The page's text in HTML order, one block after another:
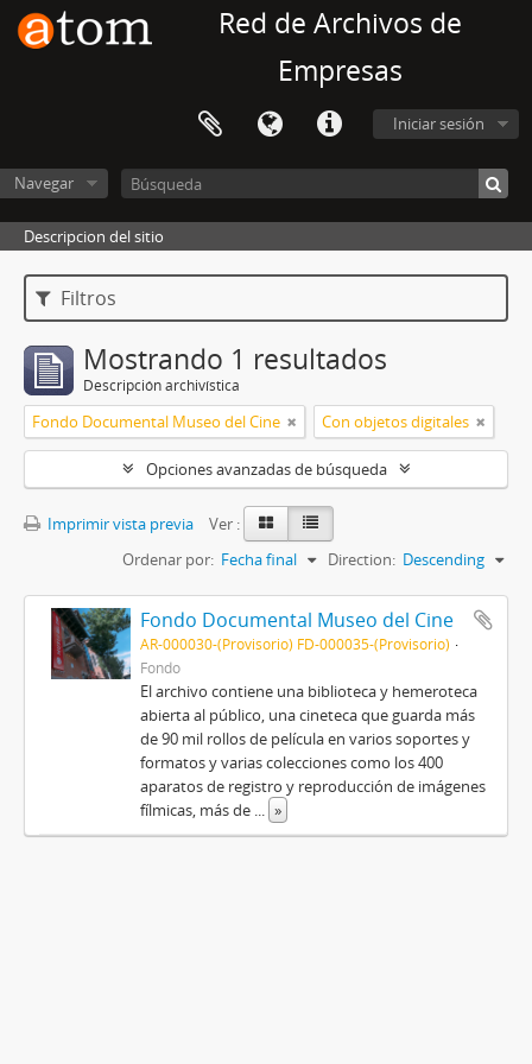
Red de Archivos de
Empresas
Iniciar sesión
Navegar
Descripcion del sitio
Filtros
Mostrando 1 resultados
Descripción archivística
Fondo Documental Museo del Cine Con objetos digitales
Opciones avanzadas de búsqueda
Imprimir vista previa
Ver :
Ordenar por: Fecha final Direction: Descending
Fondo Documental Museo del Cine
AR-000030-(Provisorio) FD-000035-(Provisorio)
Fondo
El archivo contiene una biblioteca y hemeroteca
abierta al público, una cineteca que guarda más
de 90 mil rollos de película en varios soportes y
formatos y varias colecciones como los 400
aparatos de registro y reproducción de imágenes
fílmicas, más de ... »